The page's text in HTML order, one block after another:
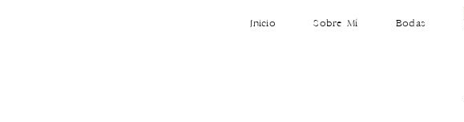
Inicio Sobre Mí Bodas